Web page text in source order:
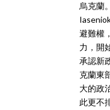
烏克蘭
避難權
力，開
承認新
克蘭東
大的政
此更不